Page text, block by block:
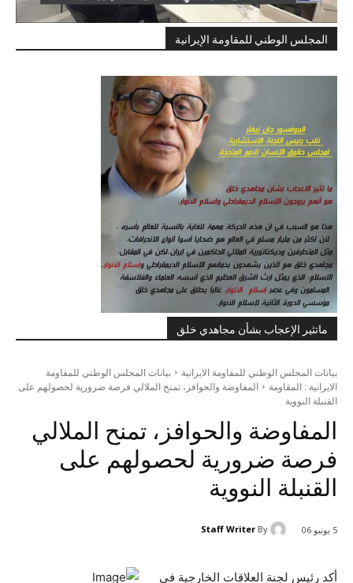
المجلس الوطني للمقاومة الإيرانية
ماتثير الإعجاب بشأن مجاهدي خلق
بيانات المجلس الوطني للمقاومة الايرانية
بيانات المجلس الوطني للمقاومة
الايرانية : المقاومة
المفاوضة والحوافز، تمنح الملالي فرصة ضرورية لحصولهم على
القنبلة النووية
المفاوضة والحوافز، تمنح الملالي
فرصة ضرورية لحصولهم على
القنبلة النووية
5 يونيو 06 By
Staff Writer
أكد رئيس لجنة العلاقات الخارجية في